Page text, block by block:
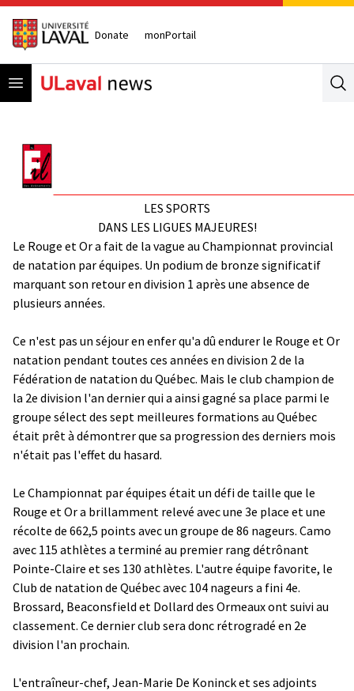
Donate monPortail
Open menu
LES SPORTS
DANS LES LIGUES MAJEURES!
Le Rouge et Or a fait de la vague au Championnat provincial
de natation par équipes. Un podium de bronze significatif
marquant son retour en division 1 après une absence de
plusieurs années.
Ce n'est pas un séjour en enfer qu'a dû endurer le Rouge et Or
natation pendant toutes ces années en division 2 de la
Fédération de natation du Québec. Mais le club champion de
la 2e division l'an dernier qui a ainsi gagné sa place parmi le
groupe sélect des sept meilleures formations au Québec
était prêt à démontrer que sa progression des derniers mois
n'était pas l'effet du hasard.
Le Championnat par équipes était un défi de taille que le
Rouge et Or a brillamment relevé avec une 3e place et une
récolte de 662,5 points avec un groupe de 86 nageurs. Camo
avec 115 athlètes a terminé au premier rang détrônant
Pointe-Claire et ses 130 athlètes. L'autre équipe favorite, le
Club de natation de Québec avec 104 nageurs a fini 4e.
Brossard, Beaconsfield et Dollard des Ormeaux ont suivi au
classement. Ce dernier club sera donc rétrogradé en 2e
division l'an prochain.
L'entraîneur-chef, Jean-Marie De Koninck et ses adjoints